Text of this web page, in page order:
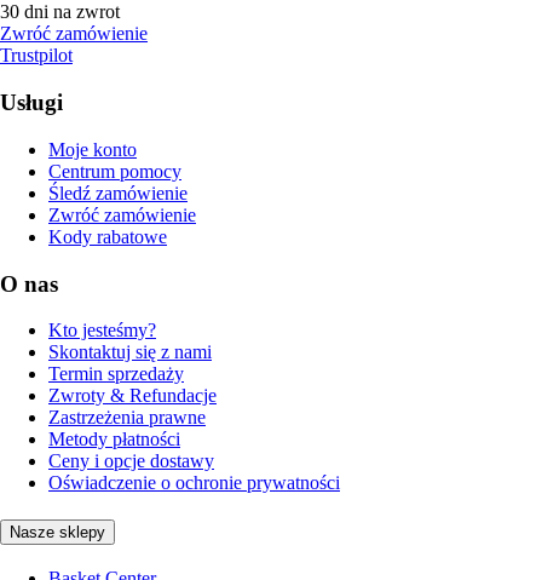
30 dni na zwrot
Zwróć zamówienie
Trustpilot
Usługi
Moje konto
Centrum pomocy
Śledź zamówienie
Zwróć zamówienie
Kody rabatowe
O nas
Kto jesteśmy?
Skontaktuj się z nami
Termin sprzedaży
Zwroty & Refundacje
Zastrzeżenia prawne
Metody płatności
Ceny i opcje dostawy
Oświadczenie o ochronie prywatności
Nasze sklepy